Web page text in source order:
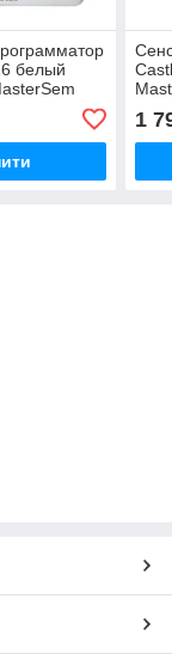
белый
1